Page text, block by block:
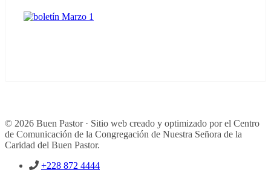
© 2026 Buen Pastor · Sitio web creado y optimizado por el Centro
de Comunicación de la Congregación de Nuestra Señora de la
Caridad del Buen Pastor.
+228 872 4444